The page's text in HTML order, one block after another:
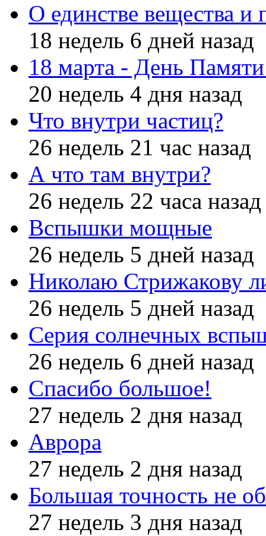
О единстве вещества и
18 недель 6 дней назад
18 марта - День
20 недель 4 дня назад
Что внутри частиц?
26 недель 21 час назад
А что там внутри?
26 недель 22 часа назад
Вспышки мощные
26 недель 5 дней назад
Николаю Стрижакову
26 недель 5 дней назад
Серия солнечных
26 недель 6 дней назад
Спасибо большое!
27 недель 2 дня назад
Аврора
27 недель 2 дня назад
Большая точность не
27 недель 3 дня назад